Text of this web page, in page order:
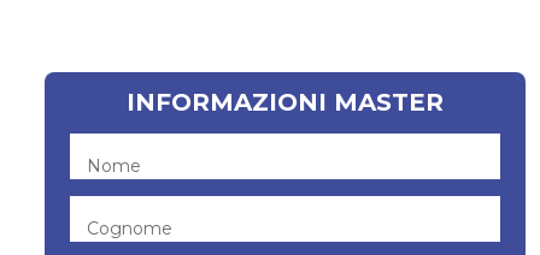
INFORMAZIONI MASTER
Nome
Cognome